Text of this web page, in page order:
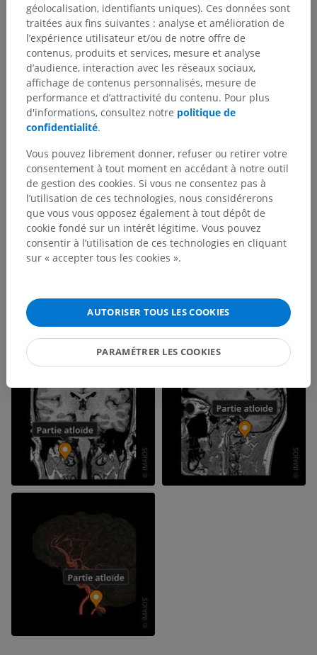
géolocalisation, identifiants uniques). Ces données sont
traitées aux fins suivantes : analyse et amélioration de
l’expérience utilisateur et/ou de notre offre de
contenus, produits et services, mesure et analyse
d’audience, interaction avec les réseaux sociaux,
affichage de contenus personnalisés, mesure de
performance et d’attractivité du contenu. Pour plus
d'informations, consultez notre politique de
confidentialité.
Vous pouvez librement donner, refuser ou retirer votre
consentement à tout moment en accédant à notre outil
de gestion des cookies. Si vous ne consentez pas à
l’utilisation de ces technologies, nous considérerons
que vous vous opposez également à tout dépôt de
cookie fondé sur un intérêt légitime. Vous pouvez
consentir à l’utilisation de ces technologies en cliquant
sur « accepter tous les cookies ».
AUTORISER TOUS LES COOKIES
PARAMÉTRER LES COOKIES